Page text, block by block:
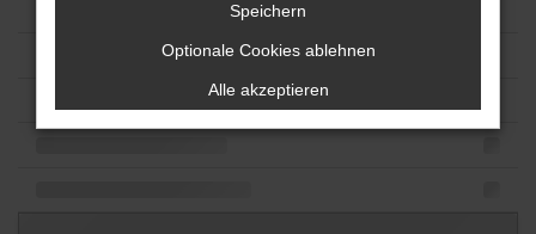
Speichern
Optionale Cookies ablehnen
Alle akzeptieren